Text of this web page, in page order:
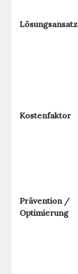
Lösungsansatz
Kostenfaktor
Prävention /
Optimierung